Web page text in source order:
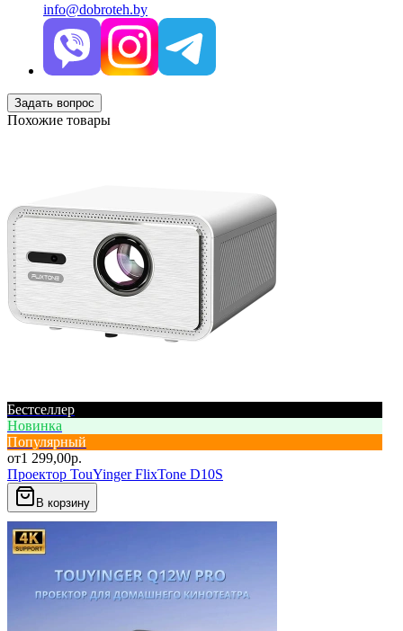
info@dobroteh.by
Задать вопрос
Похожие товары
Бестселлер
Новинка
Популярный
от1 299,00р.
Проектор TouYinger FlixTone D10S
В корзину